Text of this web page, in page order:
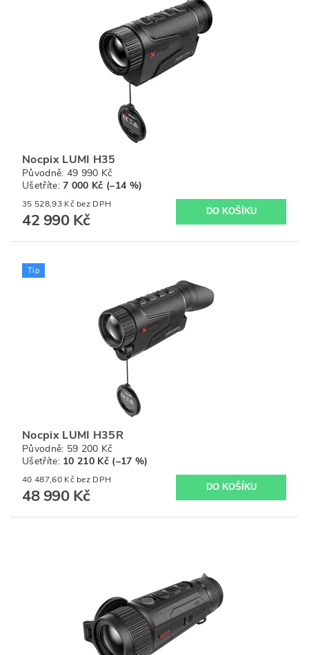
Nocpix LUMI H35
Původně: 49 990 Kč
Ušetříte:7 000 Kč (–14 %)
35 528,93 Kč bez DPH
42 990 Kč
Tip
Nocpix LUMI H35R
Původně: 59 200 Kč
Ušetříte: 10 210 Kč (–17 %)
40 487,60 Kč bez DPH
48 990 Kč